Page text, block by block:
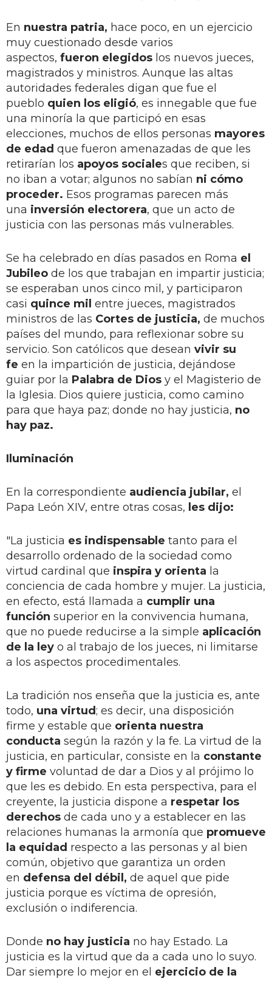
En nuestra patria, hace poco, en un ejercicio
muy cuestionado desde varios
aspectos, fueron elegidos los nuevos jueces,
magistrados y ministros. Aunque las altas
autoridades federales digan que fue el
pueblo quien los eligió, es innegable que fue
una minoría la que participó en esas
elecciones, muchos de ellos personas mayores
de edad que fueron amenazadas de que les
retirarían los apoyos sociales que reciben, si
no iban a votar; algunos no sabían ni cómo
proceder. Esos programas parecen más
una inversión electorera, que un acto de
justicia con las personas más vulnerables.
Se ha celebrado en días pasados en Roma el
Jubileo de los que trabajan en impartir justicia;
se esperaban unos cinco mil, y participaron
casi quince mil entre jueces, magistrados
ministros de las Cortes de justicia, de muchos
países del mundo, para reflexionar sobre su
servicio. Son católicos que desean vivir su
fe en la impartición de justicia, dejándose
guiar por la Palabra de Dios y el Magisterio de
la Iglesia. Dios quiere justicia, como camino
para que haya paz; donde no hay justicia, no
hay paz.
Iluminación
En la correspondiente audiencia jubilar, el
Papa León XIV, entre otras cosas, les dijo:
"La justicia es indispensable tanto para el
desarrollo ordenado de la sociedad como
virtud cardinal que inspira y orienta la
conciencia de cada hombre y mujer. La justicia,
en efecto, está llamada a cumplir una
función superior en la convivencia humana,
que no puede reducirse a la simple aplicación
de la ley o al trabajo de los jueces, ni limitarse
a los aspectos procedimentales.
La tradición nos enseña que la justicia es, ante
todo, una virtud; es decir, una disposición
firme y estable que orienta nuestra
conducta según la razón y la fe. La virtud de la
justicia, en particular, consiste en la constante
y firme voluntad de dar a Dios y al prójimo lo
que les es debido. En esta perspectiva, para el
creyente, la justicia dispone a respetar los
derechos de cada uno y a establecer en las
relaciones humanas la armonía que promueve
la equidad respecto a las personas y al bien
común, objetivo que garantiza un orden
en defensa del débil, de aquel que pide
justicia porque es víctima de opresión,
exclusión o indiferencia.
Donde no hay justicia no hay Estado. La
justicia es la virtud que da a cada uno lo suyo.
Dar siempre lo mejor en el ejercicio de la